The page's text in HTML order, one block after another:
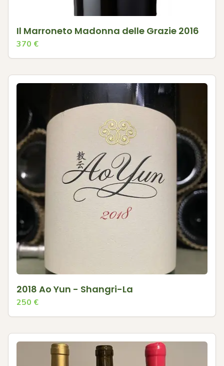
Il Marroneto Madonna delle Grazie 2016
370 €
2018 Ao Yun - Shangri-La
250 €